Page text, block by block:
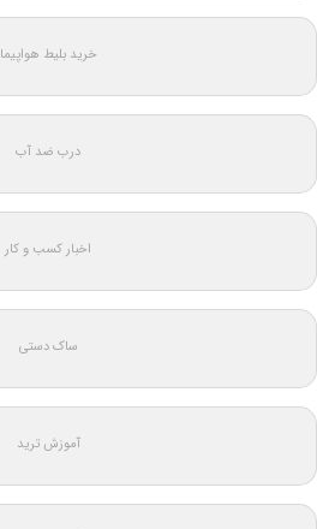
خرید بلیط هواپیما
درب ضد آب
اخبار کسب و کار
ساک دستی
آموزش ترید